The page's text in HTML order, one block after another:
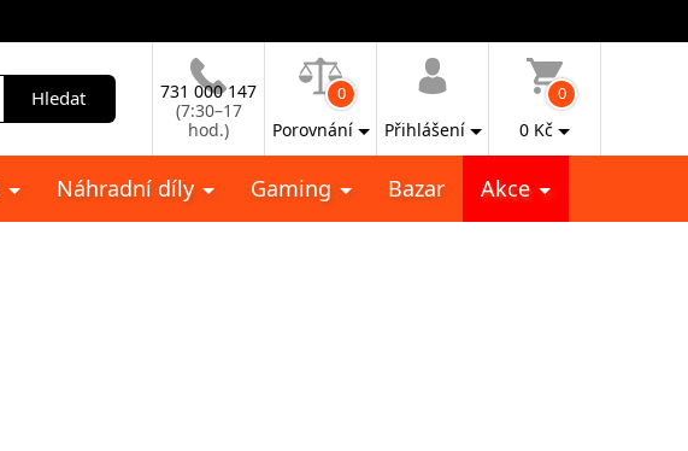
Hledat
731 000 147
(7:30–17
hod.)
0
Porovnání Přihlášení
0
0 Kč
Náhradní díly Gaming Bazar Akce